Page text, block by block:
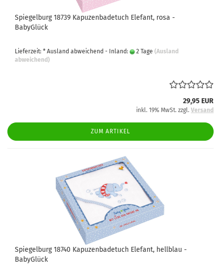
Spiegelburg 18739 Kapuzenbadetuch Elefant, rosa -
BabyGlück
Lieferzeit: * Ausland abweichend - Inland: 2 Tage (Ausland
abweichend)
29,95 EUR
inkl. 19% MwSt. zzgl. Versand
ZUM ARTIKEL
Spiegelburg 18740 Kapuzenbadetuch Elefant, hellblau -
BabyGlück